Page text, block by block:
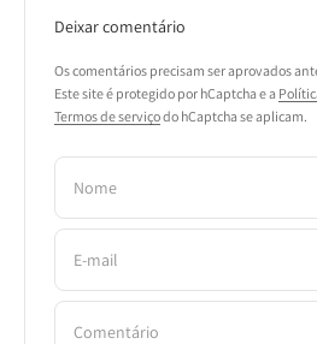
Deixar comentário
Os comentários precisam ser aprovados
Este site é protegido por hCaptcha e a
Termos de serviçodo hCaptcha se aplicam.
Nome
E-mail
Comentário